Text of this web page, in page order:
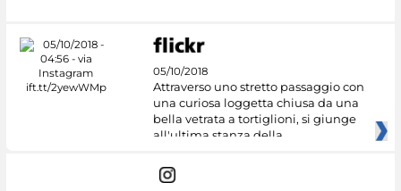
05/10/2018
Attraverso uno stretto passaggio con
una curiosa loggetta chiusa da una
bella vetrata a tortiglioni, si giunge
all'ultima stanza della